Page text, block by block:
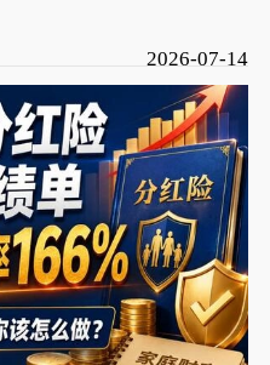
2026-07-14